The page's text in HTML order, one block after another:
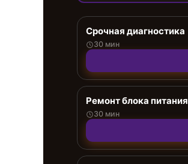
Срочная диагностика
30 мин
Ремонт блока питания
30 мин